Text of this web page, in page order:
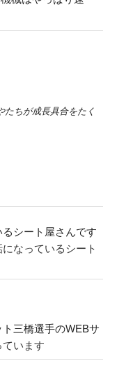
たちが成長具合をたく
シート屋さんです
なっているシート
三橋選手のWEBサ
います